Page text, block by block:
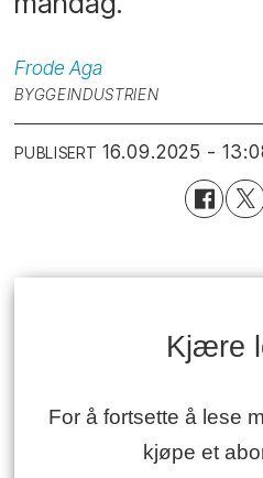
Frode Aga
BYGGEINDUSTRIEN
PUBLISERT 16.09.2025 -
Kjære
For å fortsette å lese
kjøpe et